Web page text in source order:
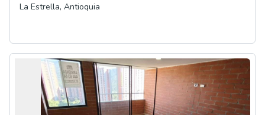
La Estrella, Antioquia